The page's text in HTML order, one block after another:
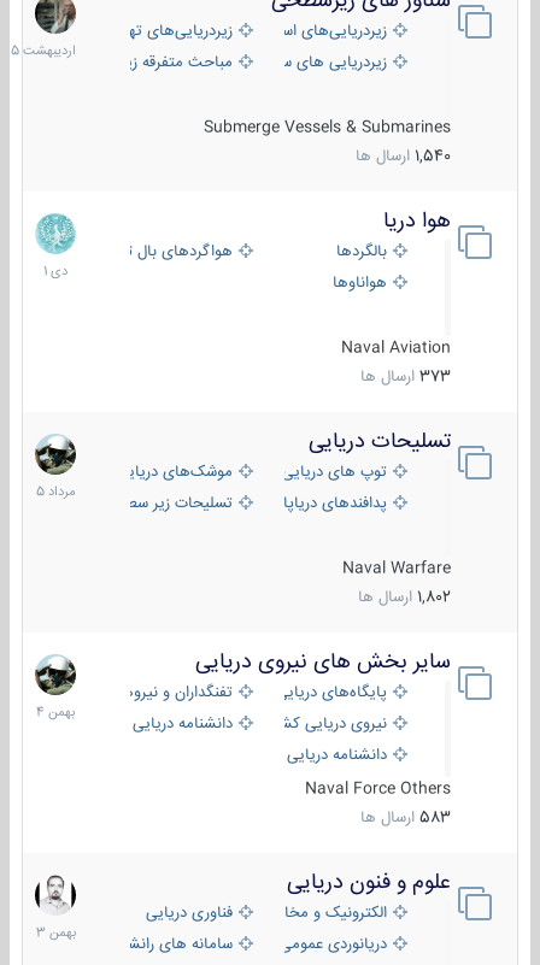
زیردریایی‌های استراتژیکزیردریایی‌های تهاجمی
زیردریایی های سبک
مباحث متفرقه زیرسطحی
Submerge Vessels & Submarines
1,540 ارسال ها
1405
هوا دریا
بالگردها
هواگردهای بال ثابت
هواناوها
Naval Aviation
373 ارسال ها
12
دی
1401
تسلیحات دریایی
توپ های دریایی
موشک‌های دریایی
پدافندهای دریاپایه
تسلیحات زیر سطحی
Naval Warfare
1,802 ارسال ها
2
مرداد
1405
سایر بخش های نیروی دریایی
پایگاه‌های دریایی
تفنگداران و نیروهای ویژه‌ی دریایی
نیروی دریایی کشورهای مختلفدانشنامه دریایی
دانشنامه دریایی کپی
Naval Force Others
583 ارسال ها
22
بهمن
1404
علوم و فنون دریایی
الکترونیک و مخابرات دریاییفناوری دریایی
دریانوردی عمومی
سامانه های رانشی دریایی
6
بهمن
1403